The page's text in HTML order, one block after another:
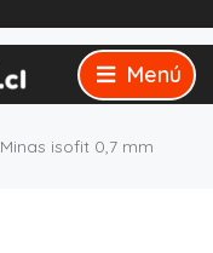
Minas isofit 0,7 mm